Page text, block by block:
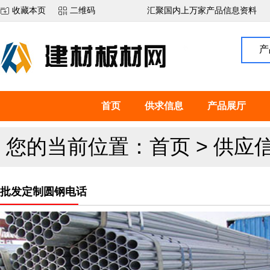
收藏本页 二维码 汇聚国内上万家产品信息资料
首页 供求信息 产品展厅
您的当前位置： 首页 > 供应
批发定制圆钢电话